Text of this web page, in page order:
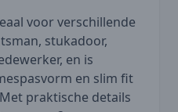
voor verschillende
stukadoor,
en is
en slim fit
praktische details